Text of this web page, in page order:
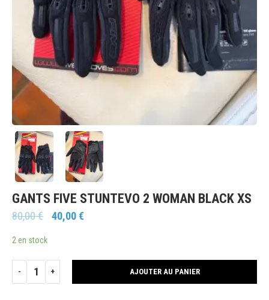
GANTS FIVE STUNTEVO 2 WOMAN BLACK XS
80,00€ 40,00€
2 en stock
AJOUTER AU PANIER